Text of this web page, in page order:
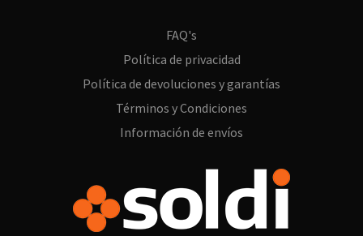
FAQ's
Política de privacidad
Política de devoluciones y garantías
Términos y Condiciones
Información de envíos